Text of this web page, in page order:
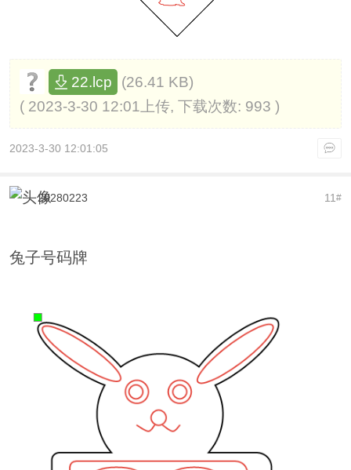
22.lcp
(26.41 KB)
( 2023-3-30 12:01上传, 下载次数: 993 )
2023-3-30 12:01:05
11#
20280223
兔子号码牌